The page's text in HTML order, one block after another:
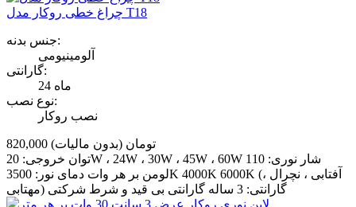
چراغ خطی روکار مدل T18
جنس بدنه:
آلومینیومی
گارانتی:
24 ماه
نوع نصب:
نصب روکار
820,000 تومان (بدون مالیات)
توان خروجی: 20W ، 24W ، 30W ، 45W ، 60W شار نوری: 110
لومن بر هر وات دمای نور: 3500K 4000K 6000K (آفتابی ، نچرال ،
مهتابی) گارانتی: 3 ساله گارانتی بی قید و شرط شرکتی